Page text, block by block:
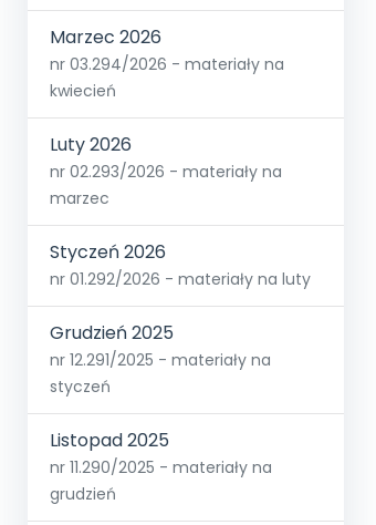
Marzec 2026
nr 03.294/2026 - materiały na
kwiecień
Luty 2026
nr 02.293/2026 - materiały na
marzec
Styczeń 2026
nr 01.292/2026 - materiały na luty
Grudzień 2025
nr 12.291/2025 - materiały na
styczeń
Listopad 2025
nr 11.290/2025 - materiały na
grudzień